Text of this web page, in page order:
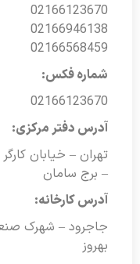
02166123670
02166946138
02166568459
شماره فکس:
02166123670
آدرس دفتر مرکزی:
تهران – خیابان
– برج سامان
آدرس کارخانه:
جاجرود – شهرک
بهروز